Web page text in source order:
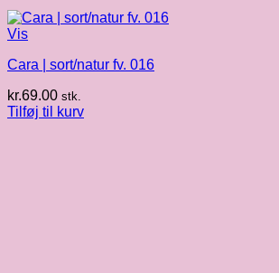
Vis
Cara | sort/natur fv. 016
kr.69.00 stk.
Tilføj til kurv